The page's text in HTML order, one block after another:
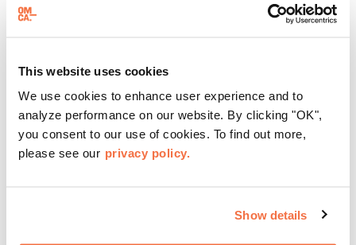
This website uses cookies
We use cookies to enhance user experience and to
analyze performance on our website. By clicking "OK",
you consent to our use of cookies. To find out more,
please see our privacy policy.
Show details
了解更多